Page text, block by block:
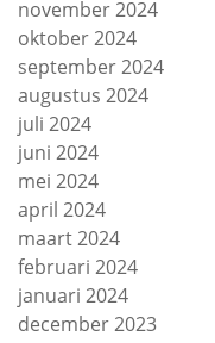
november 2024
oktober 2024
september 2024
augustus 2024
juli 2024
juni 2024
mei 2024
april 2024
maart 2024
februari 2024
januari 2024
december 2023